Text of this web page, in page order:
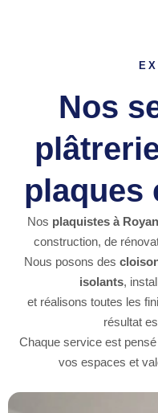
Nos
plaques
Nos plaquistes à Royan
construction, de
Nous posons des
isolants,
et réalisons toutes les
résultat
Chaque service est
vos espaces et